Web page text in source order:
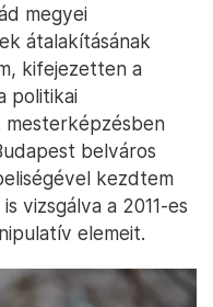
megyei
átalakításának
kifejezetten a
politikai
mesterképzésben
belváros
kezdtem
vizsgálva a 2011-es
elemeit.